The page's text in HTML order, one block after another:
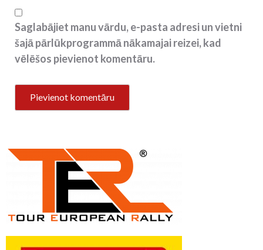
Saglabājiet manu vārdu, e-pasta adresi un vietni
šajā pārlūkprogrammā nākamajai reizei, kad
vēlēšos pievienot komentāru.